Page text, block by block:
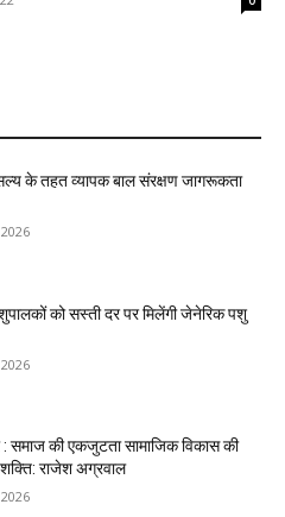
के तहत व्यापक बाल संरक्षण जागरूकता
को सस्ती दर पर मिलेंगी जेनेरिक पशु
: समाज की एकजुटता सामाजिक विकास की
राजेश अग्रवाल